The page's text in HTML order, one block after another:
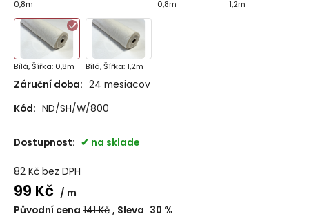
0,8m
0,8m
1,2m
Bílá, Šířka: 0,8m Bílá, Šířka: 1,2m
Záruční doba: 24 mesiacov
Kód: ND/SH/W/800
Dostupnost: na sklade
82Kč bez DPH
99 Kč
m
Původní cena 141Kč Sleva 30 %